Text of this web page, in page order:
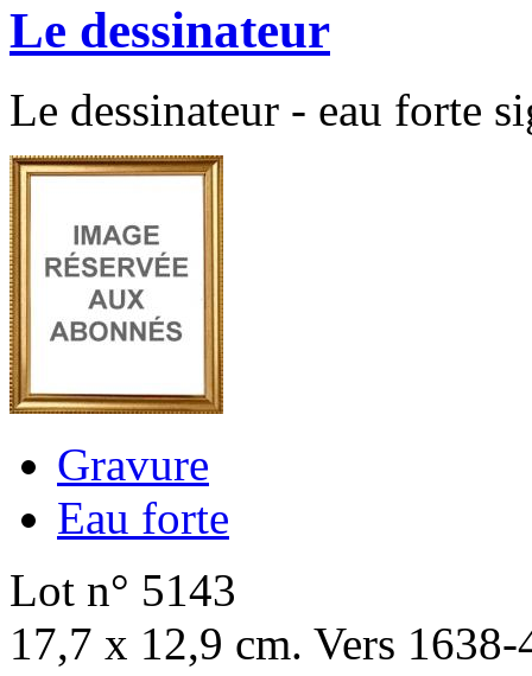
Le dessinateur
Le dessinateur - eau forte
Gravure
Eau forte
Lot n° 5143
17,7 x 12,9 cm. Vers